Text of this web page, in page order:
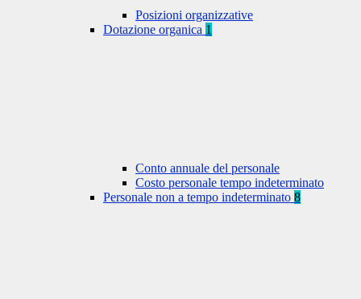
Posizioni organizzative
Dotazione organica 1
Conto annuale del personale
Costo personale tempo indeterminato
Personale non a tempo indeterminato 8